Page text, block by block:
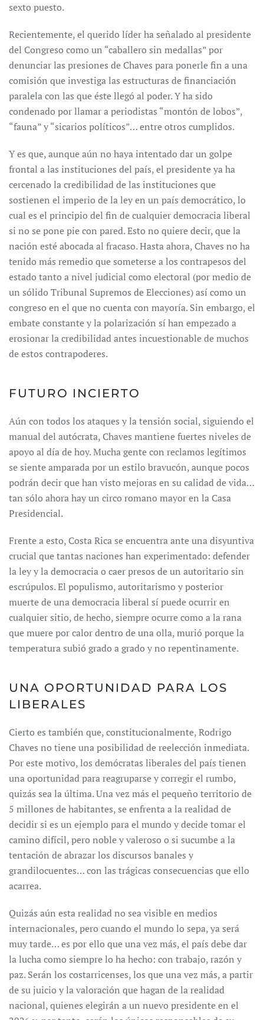
sexto puesto.
Recientemente, el querido líder ha señalado al presidente
del Congreso como un “caballero sin medallas” por
denunciar las presiones de Chaves para ponerle fin a una
comisión que investiga las estructuras de financiación
paralela con las que éste llegó al poder. Y ha sido
condenado por llamar a periodistas “montón de lobos”,
“fauna” y “sicarios políticos”… entre otros cumplidos.
Y es que, aunque aún no haya intentado dar un golpe
frontal a las instituciones del país, el presidente ya ha
cercenado la credibilidad de las instituciones que
sostienen el imperio de la ley en un país democrático, lo
cual es el principio del fin de cualquier democracia liberal
si no se pone pie con pared. Esto no quiere decir, que la
nación esté abocada al fracaso. Hasta ahora, Chaves no ha
tenido más remedio que someterse a los contrapesos del
estado tanto a nivel judicial como electoral (por medio de
un sólido Tribunal Supremos de Elecciones) así como un
congreso en el que no cuenta con mayoría. Sin embargo, el
embate constante y la polarización sí han empezado a
erosionar la credibilidad antes incuestionable de muchos
de estos contrapoderes.
FUTURO INCIERTO
Aún con todos los ataques y la tensión social, siguiendo el
manual del autócrata, Chaves mantiene fuertes niveles de
apoyo al día de hoy. Mucha gente con reclamos legítimos
se siente amparada por un estilo bravucón, aunque pocos
podrán decir que han visto mejoras en su calidad de vida…
tan sólo ahora hay un circo romano mayor en la Casa
Presidencial.
Frente a esto, Costa Rica se encuentra ante una disyuntiva
crucial que tantas naciones han experimentado: defender
la ley y la democracia o caer presos de un autoritario sin
escrúpulos. El populismo, autoritarismo y posterior
muerte de una democracia liberal sí puede ocurrir en
cualquier sitio, de hecho, siempre ocurre como a la rana
que muere por calor dentro de una olla, murió porque la
temperatura subió grado a grado y no repentinamente.
UNA OPORTUNIDAD PARA LOS
LIBERALES
Cierto es también que, constitucionalmente, Rodrigo
Chaves no tiene una posibilidad de reelección inmediata.
Por este motivo, los demócratas liberales del país tienen
una oportunidad para reagruparse y corregir el rumbo,
quizás sea la última. Una vez más el pequeño territorio de
5 millones de habitantes, se enfrenta a la realidad de
decidir si es un ejemplo para el mundo y decide tomar el
camino difícil, pero noble y valeroso o si sucumbe a la
tentación de abrazar los discursos banales y
grandilocuentes… con las trágicas consecuencias que ello
acarrea.
Quizás aún esta realidad no sea visible en medios
internacionales, pero cuando el mundo lo sepa, ya será
muy tarde… es por ello que una vez más, el país debe dar
la lucha como siempre lo ha hecho: con trabajo, razón y
paz. Serán los costarricenses, los que una vez más, a partir
de su juicio y la valoración que hagan de la realidad
nacional, quienes elegirán a un nuevo presidente en el